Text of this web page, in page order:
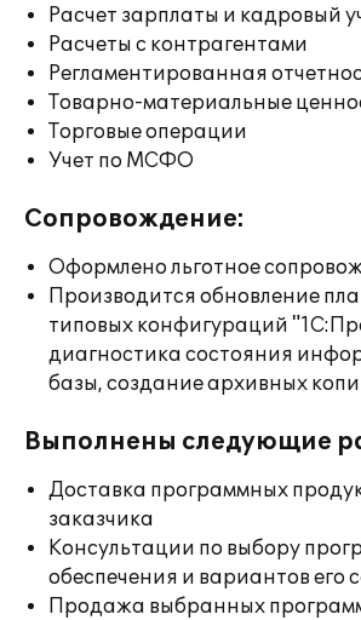
Расчет зарплаты и кадровый
Расчеты с контрагентами
Регламентированная
Товарно-материальные
Торговые операции
Учет по МСФО
Сопровождение:
Оформлено льготное
Производится обновление
типовых конфигураций
диагностика состояния
базы, создание архивных
Выполнены следующие
Доставка программных
заказчика
Консультации по выбору
обеспечения и вариантов его
Продажа выбранных